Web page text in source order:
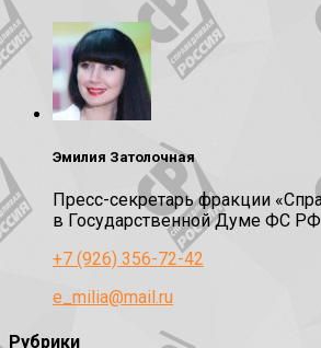
Эмилия Затолочная
Пресс-секретарь фракции
в Государственной Думе ФС РФ
+7 (926) 356-72-42
e_milia@mail.ru
Рубрики